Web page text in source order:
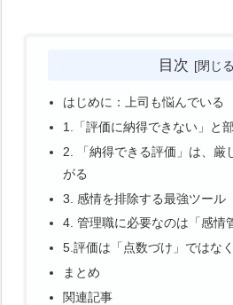
目次
はじめに：上司も悩んでいる
1.「評価に納得できない」と
2. 「納得できる評価」は、厳
がる
3. 感情を排除する最強ツール
4. 管理職に必要なのは「感情
5.評価は「点数づけ」ではな
まとめ
関連記事